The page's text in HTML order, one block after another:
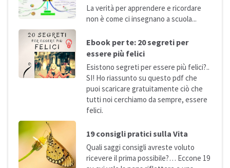
La verità per apprendere e ricordare
non è come ci insegnano a scuola...
Ebook per te: 20 segreti per
essere più felici
Esistono segreti per essere più felici?..
SI! Ho riassunto su questo pdf che
puoi scaricare gratuitamente ciò che
tutti noi cerchiamo da sempre, essere
felici.
19 consigli pratici sulla Vita
Quali saggi consigli avreste voluto
ricevere il prima possibile?… Eccone 19